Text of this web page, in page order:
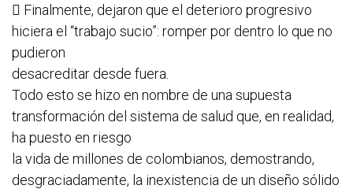
 Finalmente, dejaron que el deterioro progresivo
hiciera el “trabajo sucio”: romper por dentro lo que no
pudieron
desacreditar desde fuera.
Todo esto se hizo en nombre de una supuesta
transformación del sistema de salud que, en realidad,
ha puesto en riesgo
la vida de millones de colombianos, demostrando,
desgraciadamente, la inexistencia de un diseño sólido